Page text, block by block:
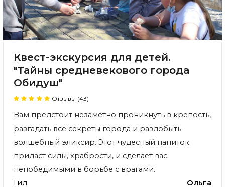
Квест-экскурсия для детей.
"Тайны средневекового города
Обидуш"
Отзывы (43)
Вам предстоит незаметно проникнуть в крепость,
разгадать все секреты города и раздобыть
волшебный эликсир. Этот чудесный напиток
придаст силы, храбрости, и сделает вас
непобедимыми в борьбе с врагами.
Гид:
Ольга